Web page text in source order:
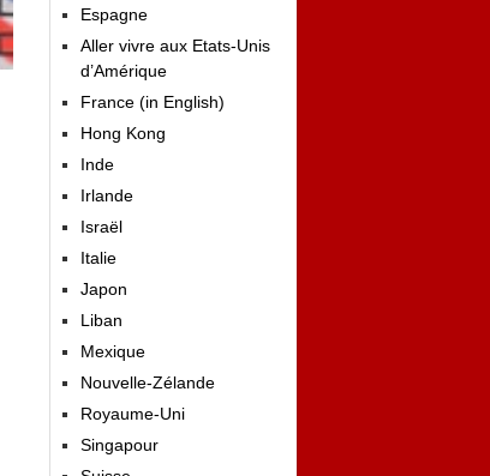
Espagne
Aller vivre aux Etats-Unis
d’Amérique
France (in English)
Hong Kong
Inde
Irlande
Israël
Italie
Japon
Liban
Mexique
Nouvelle-Zélande
Royaume-Uni
Singapour